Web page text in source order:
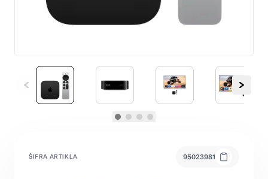
ŠIFRA ARTIKLA 95023981